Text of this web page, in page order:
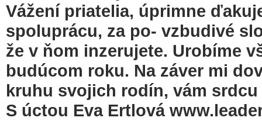
Vážení priatelia, úprimne
spoluprácu, za po- vzbudivé
že v ňom inzerujete. Urobíme
budúcom roku. Na záver mi
kruhu svojich rodín, vám
S úctou Eva Ertlová